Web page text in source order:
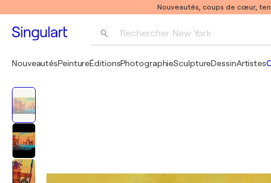
Nouveautés, coups de cœur,
Rechercher New York
NouveautésPeintureÉditionsPhotographieSculptureDessinArtistes